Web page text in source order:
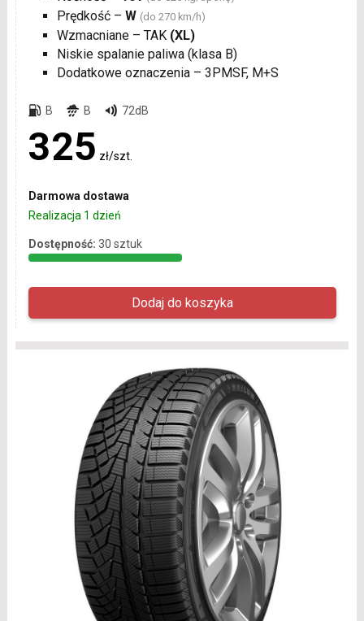
Prędkość – W (do 270 km/h)
Wzmacniane – TAK (XL)
Niskie spalanie paliwa (klasa B)
Dodatkowe oznaczenia – 3PMSF, M+S
B B 72dB
325 zł/szt.
Darmowa dostawa
Realizacja 1 dzień
Dostępność: 30 sztuk